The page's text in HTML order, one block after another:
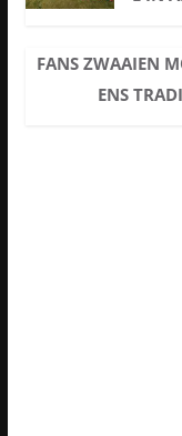
FANS ZWAAIEN
ENS